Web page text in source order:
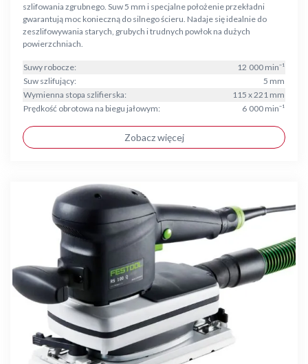
szlifowania zgrubnego. Suw 5 mm i specjalne położenie przekładni
gwarantują moc konieczną do silnego ścieru. Nadaje się idealnie do
zeszlifowywania starych, grubych i trudnych powłok na dużych
powierzchniach.
Suwy robocze:
12 000 min⁻¹
Suw szlifujący:
5 mm
Wymienna stopa szlifierska:
115 x 221 mm
Prędkość obrotowa na biegu jałowym:
6 000 min⁻¹
Zobacz więcej